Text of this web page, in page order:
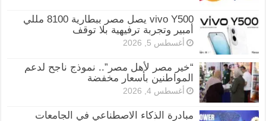
vivo Y500 يصل مصر ببطارية 8100 مللي
أمبير وتجربة ترفيهية بلا توقف
أغسطس 5, 2026
“خير مصر لأهل مصر”.. نموذج ناجح لدعم
المواطنين بأسعار مخفضة
أغسطس 4, 2026
مبادرة الذكاء الاصطناعي في الجامعات